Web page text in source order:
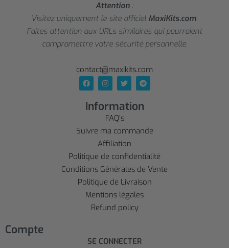
Attention :
Visitez uniquement le site officiel MaxiKits.com.
Faites attention aux URLs similaires qui pourraient
compromettre votre sécurité personnelle.
contact@maxikits.com
Information
FAQ’s
Suivre ma commande
Affiliation
Politique de confidentialité
Conditions Générales de Vente
Politique de Livraison
Mentions légales
Refund policy
Compte
SE CONNECTER